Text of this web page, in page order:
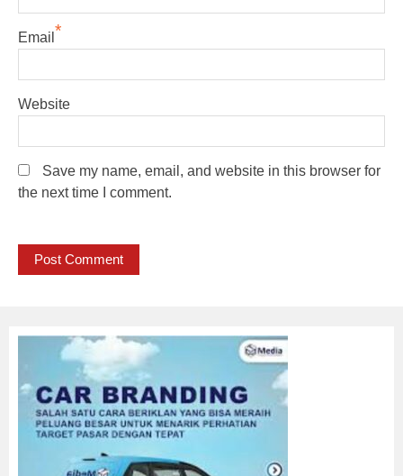
Email *
Website
Save my name, email, and website in this browser for
the next time I comment.